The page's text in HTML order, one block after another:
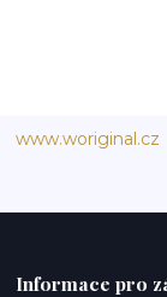
www.woriginal.cz
Informace pro